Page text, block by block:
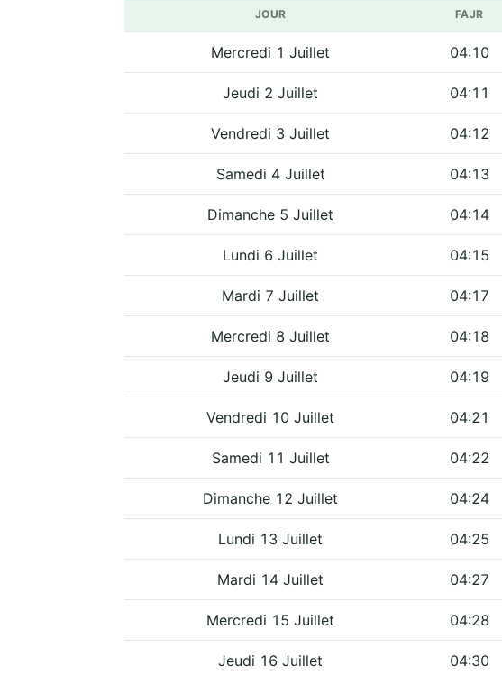
JOUR FAJR
Mercredi 1 Juillet 04:10
Jeudi 2 Juillet 04:11
Vendredi 3 Juillet 04:12
Samedi 4 Juillet 04:13
Dimanche 5 Juillet 04:14
Lundi 6 Juillet 04:15
Mardi 7 Juillet 04:17
Mercredi 8 Juillet 04:18
Jeudi 9 Juillet 04:19
Vendredi 10 Juillet 04:21
Samedi 11 Juillet 04:22
Dimanche 12 Juillet 04:24
Lundi 13 Juillet 04:25
Mardi 14 Juillet 04:27
Mercredi 15 Juillet 04:28
Jeudi 16 Juillet 04:30